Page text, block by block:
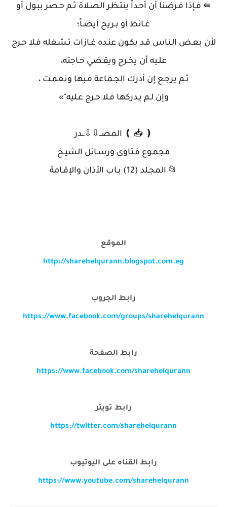
⇚ فـإذا فـرضنا أن أحـداً ينتـظر الصـلاة ثـم حـصر ببـول أو
غـائط أو بـريح أيضـاً؛
لأن بعـض الـناس قـد يكـون عنـده غـازات تـشغله فـلا حـرج
علـيه أن يخـرج ويقـضي حـاجته،
ثـم يرجـع إن أدرك الجـماعة فـبها ونعمـت ،
وإن لـم يـدركها فـلا حـرج عـليه"»
❪ 📥 ❫ المصــ⇩⇩ــدر
مجمـوع فـتاوى ورسـائل الشيـخ
📂 المجـلد (12) بـاب الأذان والإقـامة
الموقع
http://sharehelqurann.blogspot.com.eg
رابط الجروب
https://www.facebook.com/groups/sharehelqurann
رابط الصفحة
https://www.facebook.com/sharehelqurann
رابط تويتر
https://twitter.com/sharehelqurann
رابط القناه على اليوتيوب
https://www.youtube.com/sharehelqurann